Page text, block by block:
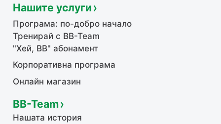
Нашите услуги
Програма: по-добро начало
Тренирай с BB-Team
"Хей, ВВ" абонамент
Корпоративна програма
Онлайн магазин
BB-Team
Нашата история